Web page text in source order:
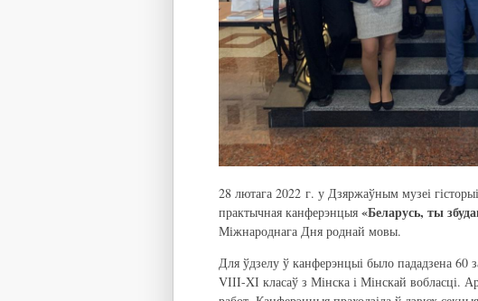
28 лютага 2022 г. у Дзяржаўным музеі
практычная канферэнцыя «Беларусь, ты
Міжнароднага Дня роднай мовы.
Для ўдзелу ў канферэнцыі было пададзена 60
VІІI-XІ класаў з Мінска і Мінскай вобласці.